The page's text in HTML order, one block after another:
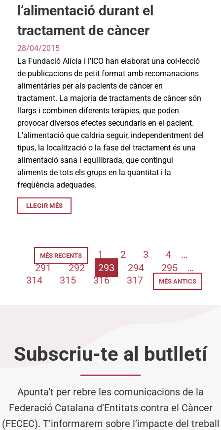
l’alimentació durant el
tractament de càncer
28/04/2015
La Fundació Alícia i l’ICO han elaborat una col•lecció
de publicacions de petit format amb recomanacions
alimentàries per als pacients de càncer en
tractament. La majoria de tractaments de càncer són
llargs i combinen diferents teràpies, que poden
provocar diversos efectes secundaris en el pacient.
L’alimentació que caldria seguir, independentment del
tipus, la localització o la fase del tractament és una
alimentació sana i equilibrada, que contingui
aliments de tots els grups en la quantitat i la
freqüència adequades.
LLEGIR MÉS
MÉS RECENTS 1 2 3 4
…
291
292 293 294 295
…
314
315 316 317 MÉS ANTICS
Subscriu-te al butlletí
Apunta’t per rebre les comunicacions de la
Federació Catalana d’Entitats contra el Càncer
(FECEC). T’informarem sobre l’impacte del treball